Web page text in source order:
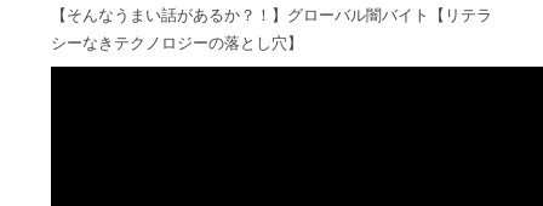
【そんなうまい話があるか？！】グローバル闇バイト【リテラ
シーなきテクノロジーの落とし穴】